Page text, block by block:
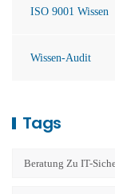
ISO 9001 Wissen
Wissen-Audit
Tags
Beratung Zu IT-